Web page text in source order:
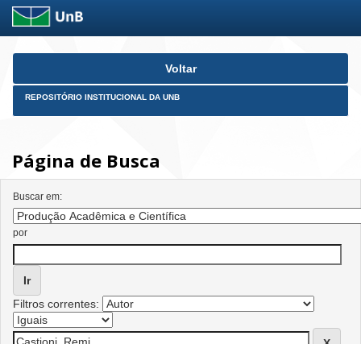
Skip
Voltar
REPOSITÓRIO INSTITUCIONAL DA UNB
Página de Busca
Buscar em:
por
Filtros correntes: